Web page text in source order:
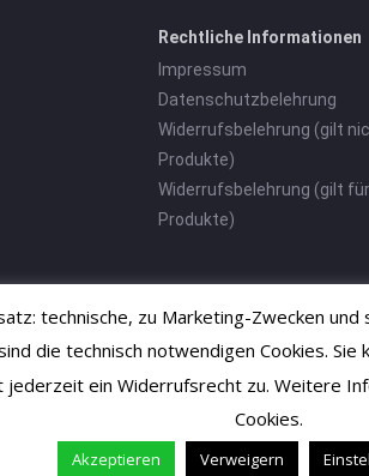
Rechtliche Informationen
Impressum
Datenschutzbelehrung
Widerrufsbelehrung (gilt
Produkte)
Widerrufsbelehrung (gilt
Produkte)
Vertrag widerrufen
technische, zu Marketing-Zwecken
die technisch notwendigen Cookies.
jederzeit ein Widerrufsrecht zu. Weitere
Cookies.
Akzeptieren Verweigern